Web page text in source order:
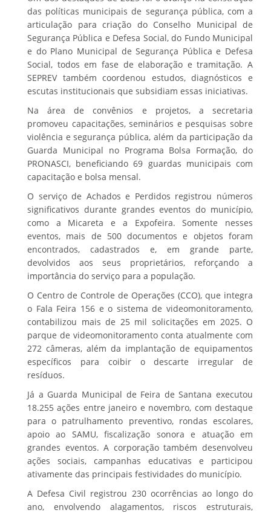
das políticas municipais de segurança pública, com a
articulação para criação do Conselho Municipal de
Segurança Pública e Defesa Social, do Fundo Municipal
e do Plano Municipal de Segurança Pública e Defesa
Social, todos em fase de elaboração e tramitação. A
SEPREV também coordenou estudos, diagnósticos e
escutas institucionais que subsidiam essas iniciativas.
Na área de convênios e projetos, a secretaria
promoveu capacitações, seminários e pesquisas sobre
violência e segurança pública, além da participação da
Guarda Municipal no Programa Bolsa Formação, do
PRONASCI, beneficiando 69 guardas municipais com
capacitação e bolsa mensal.
O serviço de Achados e Perdidos registrou números
significativos durante grandes eventos do município,
como a Micareta e a Expofeira. Somente nesses
eventos, mais de 500 documentos e objetos foram
encontrados, cadastrados e, em grande parte,
devolvidos aos seus proprietários, reforçando a
importância do serviço para a população.
O Centro de Controle de Operações (CCO), que integra
o Fala Feira 156 e o sistema de videomonitoramento,
contabilizou mais de 25 mil solicitações em 2025. O
parque de videomonitoramento conta atualmente com
272 câmeras, além da implantação de equipamentos
específicos para coibir o descarte irregular de
resíduos.
Já a Guarda Municipal de Feira de Santana executou
18.255 ações entre janeiro e novembro, com destaque
para o patrulhamento preventivo, rondas escolares,
apoio ao SAMU, fiscalização sonora e atuação em
grandes eventos. A corporação também desenvolveu
ações sociais, campanhas educativas e participou
ativamente das principais festividades do município.
A Defesa Civil registrou 230 ocorrências ao longo do
ano, envolvendo alagamentos, riscos estruturais,